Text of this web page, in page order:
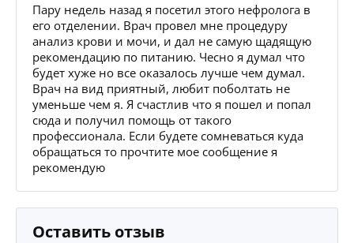
Пару недель назад я посетил этого нефролога в
его отделении. Врач провел мне процедуру
анализ крови и мочи, и дал не самую щадящую
рекомендацию по питанию. Чесно я думал что
будет хуже но все оказалось лучше чем думал.
Врач на вид приятный, любит поболтать не
уменьше чем я. Я счастлив что я пошел и попал
сюда и получил помощь от такого
профессионала. Если будете сомневаться куда
обращаться то прочтите мое сообщение я
рекомендую
Оставить отзыв